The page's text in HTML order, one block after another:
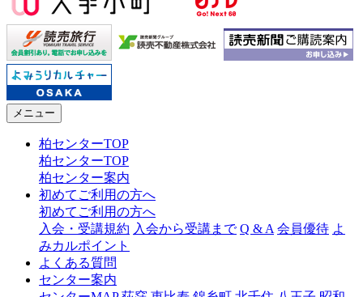
メニュー
柏センターTOP
柏センターTOP
柏センター案内
初めてご利用の方へ
初めてご利用の方へ
入会・受講規約 入会から受講まで Q & A 会員優待 よ
みカルポイント
よくある質問
センター案内